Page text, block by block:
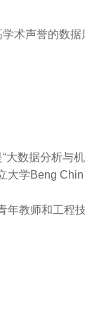
术声誉的数
数据分析与
学Beng
教师和工程技